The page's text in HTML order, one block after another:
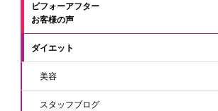
ビフォーアフター
お客様の声
ダイエット
美容
スタッフブログ